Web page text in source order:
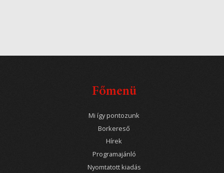
Főmenü
Mi így pontozunk
Borkereső
Hírek
Programajánló
Nyomtatott kiadás